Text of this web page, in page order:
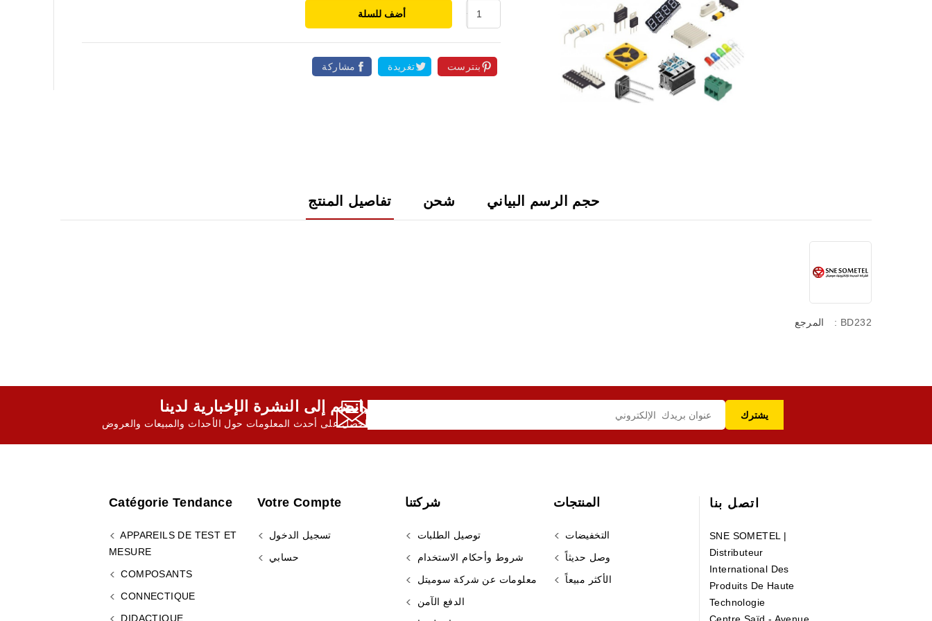
أضف للسلة
مشاركة تغريدة بنترست
تفاصيل المنتج شحن حجم الرسم البياني
المرجع : BD232
انضم إلى النشرة الإخبارية لدينا,
احصل على أحدث المعلومات حول الأحداث والمبيعات والعروض
اتصل بنا
SNE SOMETEL |
Distributeur
International Des
Produits De Haute
Technologie
المنتجات
التخفيضات
وصل حديثاً
الأكثر مبيعاً
شركتنا
توصيل الطلبات
شروط وأحكام الاستخدام
معلومات عن شركة سوميتل
الدفع الآمن
Votre Compte
تسجيل الدخول
حسابي
Catégorie Tendance
APPAREILS DE TEST ET
MESURE
COMPOSANTS
CONNECTIQUE
DIDACTIQUE